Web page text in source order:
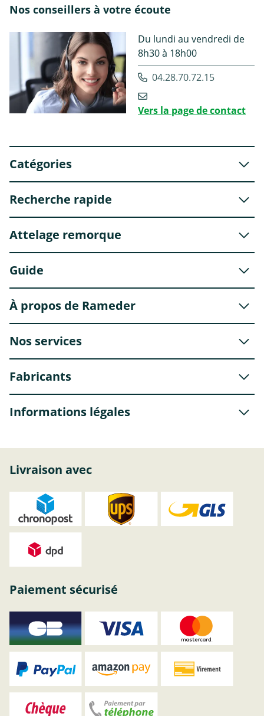
Nos conseillers à votre écoute
Du lundi au vendredi de
8h30 à 18h00
04.28.70.72.15
Vers la page de contact
Catégories
Recherche rapide
Attelage remorque
Guide
À propos de Rameder
Nos services
Fabricants
Informations légales
Livraison avec
Paiement sécurisé